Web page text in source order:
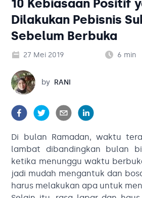
Kategori Blog
10 Kebiasaan Positif
Dilakukan Pebisnis
Sebelum Berbuka
27 Mei 2019 6 min
Rani
by RANI
Di bulan Ramadan, waktu
lambat dibandingkan bulan
ketika menunggu waktu
jadi mudah mengantuk dan
harus melakukan apa untuk